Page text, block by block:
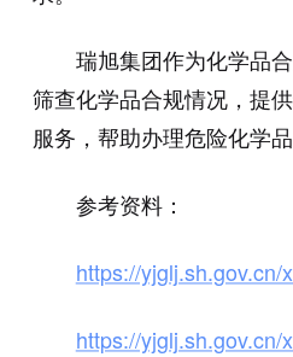
瑞旭集团作为化学品
筛查化学品合规情况，提
服务，帮助办理危险化学品
参考资料：
https://
https://